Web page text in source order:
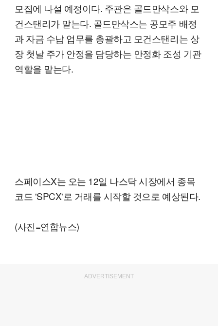
모집에 나설 예정이다. 주관은 골드만삭스와 모
건스탠리가 맡는다. 골드만삭스는 공모주 배정
과 자금 수납 업무를 총괄하고 모건스탠리는 상
장 첫날 주가 안정을 담당하는 안정화 조성 기관
역할을 맡는다.
스페이스X는 오는 12일 나스닥 시장에서 종목
코드 'SPCX'로 거래를 시작할 것으로 예상된다.
(사진=연합뉴스)
ADVERTISEMENT